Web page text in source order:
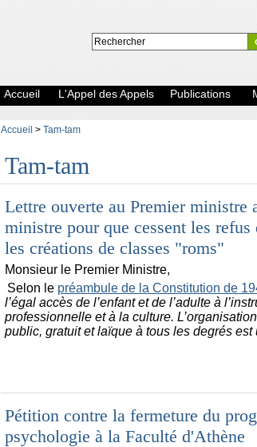
Accueil L'Appel des Appels Publications
Accueil > Tam-tam
Tam-tam
Lettre ouverte au Premier ministre
ministre pour que cessent les
les créations de classes "roms"
Monsieur le Premier Ministre,
Selon le préambule de la Constitution de
l’égal accès de l’enfant et de l’adulte à
professionnelle et à la culture.
public, gratuit et laïque à tous les degrés est
Pétition contre la fermeture du
psychologie à la Faculté d'Athène